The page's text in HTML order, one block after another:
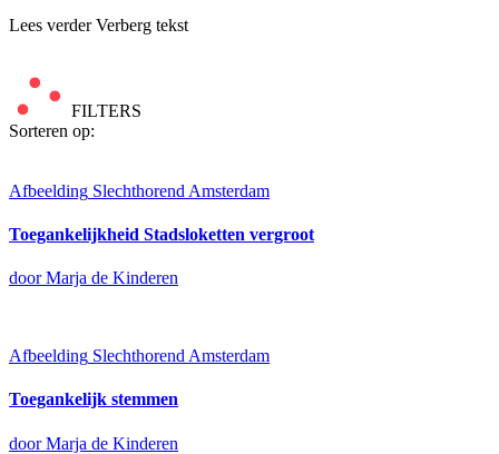
Lees verderVerberg tekst
FILTERS
Sorteren op:
Afbeelding Slechthorend Amsterdam
Toegankelijkheid Stadsloketten vergroot
door Marja de Kinderen
Afbeelding Slechthorend Amsterdam
Toegankelijk stemmen
door Marja de Kinderen